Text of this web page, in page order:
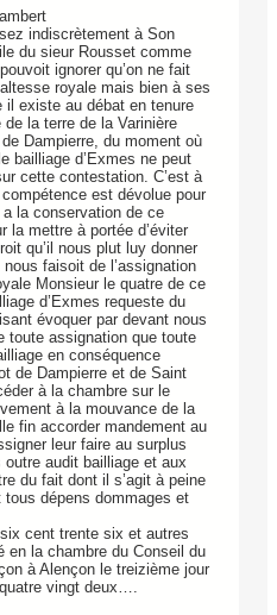
indiscrètement à Son
du sieur Rousset comme
ignorer qu’on ne fait
royale mais bien à ses
il existe au débat en tenure
la terre de la Varinière
Dampierre, du moment où
bailliage d’Exmes ne peut
cette contestation. C’est à
est dévolue pour
la conservation de ce
la mettre à portée d’éviter
qu’il nous plut luy donner
faisoit de l’assignation
Monsieur le quatre de ce
d’Exmes requeste du
évoquer par devant nous
toute assignation que toute
en conséquence
de Dampierre et de Saint
à la chambre sur le
à la mouvance de la
fin accorder mandement au
leur faire au surplus
audit bailliage et aux
du fait dont il s’agit à peine
dépens dommages et
cent trente six et autres
en la chambre du Conseil du
à Alençon le treizième jour
vingt deux….